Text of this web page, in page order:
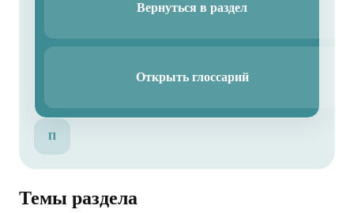
Вернуться в раздел
Открыть глоссарий
П
Темы раздела